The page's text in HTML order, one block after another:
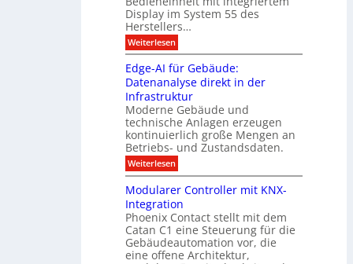
l
o
g
i
e
s
u
n
g
m
i
t
A
n
s
a
g
r
a
u
c
h
e
u
e
s
A
u
s
b
i
l
d
u
n
g
s
z
e
n
s
e
x
p
o
M
ü
n
c
h
e
n
2
0
2
6
g
e
h
t
e
r
f
Display im System 55 des
Herstellers…
Weiterlesen:
S
m
a
r
t
e
r
T
a
s
t
s
n
s
o
r
m
i
t
Edge-AI für Gebäude:
Datenanalyse direkt in der
Infrastruktur
Moderne Gebäude und
technische Anlagen erzeugen
kontinuierlich große Mengen an
Betriebs- und Zustandsdaten.
Weiterlesen:
E
g
e
-
A
I
f
ü
Modularer Controller mit KNX-
Integration
Phoenix Contact stellt mit dem
Catan C1 eine Steuerung für die
Gebäudeautomation vor, die
eine offene Architektur,